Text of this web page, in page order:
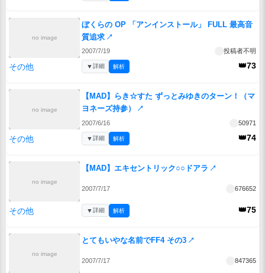
no image
ぼくらの OP 「アンインストール」 FULL 最高音
質追求 ↗
2007/7/19 投稿者不明
その他 👑73
▼詳細 解析
no image
【MAD】らき☆すた ずっとみゆきのターン！（マ
ヨネーズ持参）
↗
2007/6/16 50971
その他 👑74
▼詳細 解析
no image
【MAD】エキセントリック○○ドアラ ↗
2007/7/17 676652
その他 👑75
▼詳細 解析
no image
とてもいやな名前でFF4 その3 ↗
2007/7/17 847365